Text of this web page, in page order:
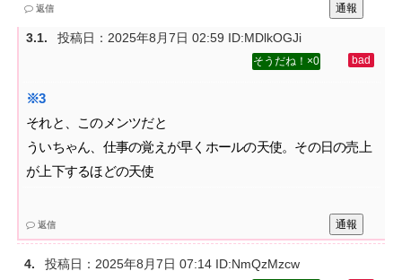
通報
返信
投稿日：2025年8月7日 02:59 ID:MDlkOGJi
0
それと、このメンツだと‌
ういちゃん、仕事の覚えが早くホールの天使。その日の売上
が上下するほどの天使
通報
返信
投稿日：2025年8月7日 07:14 ID:NmQzMzcw